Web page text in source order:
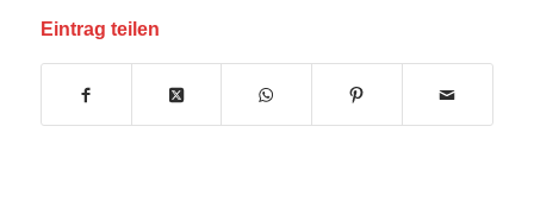
Eintrag teilen